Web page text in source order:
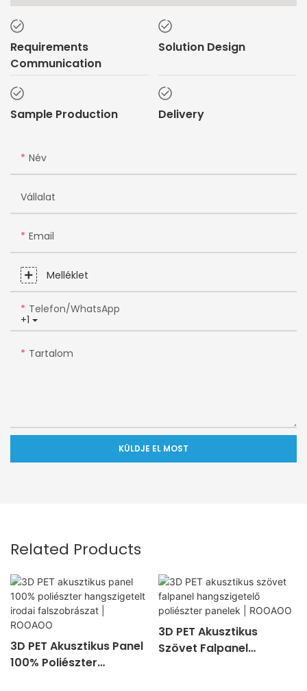
Requirements
Communication
Solution Design
Sample Production Delivery
Név
Vállalat
Email
Melléklet
+1
Telefon/WhatsApp
Tartalom
KÜLDJE EL MOST
Related Products
3D PET Akusztikus Panel
100% Poliészter
3D PET Akusztikus
Szövet Falpanel